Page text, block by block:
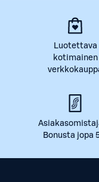
Luotettava
kotimainen
Bonusta jopa